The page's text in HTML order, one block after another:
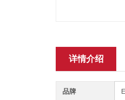
详情介绍
品牌